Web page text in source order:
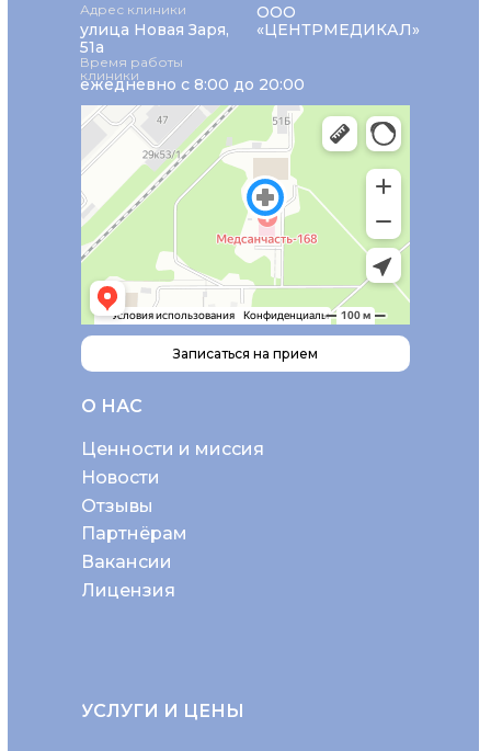
О НАС
Ценности и миссия
Новости
Отзывы
Партнёрам
Вакансии
Лицензия
УСЛУГИ И ЦЕНЫ
ежедневно с 8:00 до 20:00
Время работы
клиники
Адрес клиники
улица Новая Заря,
51а
ООО
«ЦЕНТРМЕДИКАЛ»
Записаться на прием